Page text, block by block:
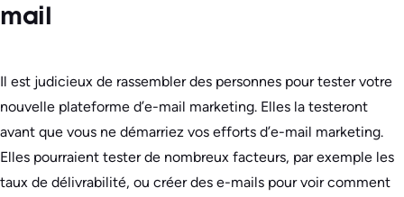
mail
Il est judicieux de rassembler des personnes pour tester votre
nouvelle plateforme d’e-mail marketing. Elles la testeront
avant que vous ne démarriez vos efforts d’e-mail marketing.
Elles pourraient tester de nombreux facteurs, par exemple les
taux de délivrabilité, ou créer des e-mails pour voir comment